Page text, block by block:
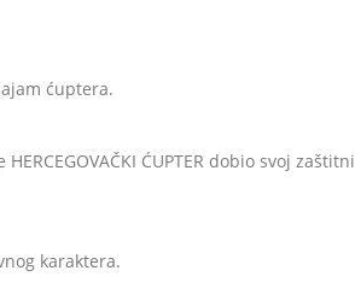
ćuptera.
ĆUPTER dobio svoj zaštitni
karaktera.